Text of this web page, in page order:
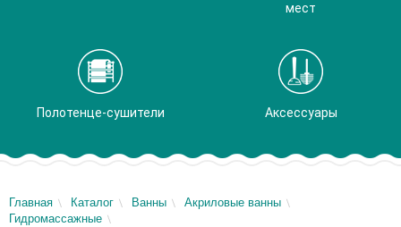
мест
Полотенце-сушители Аксессуары
Главная Каталог Ванны
Акриловые ванны
Гидромассажные